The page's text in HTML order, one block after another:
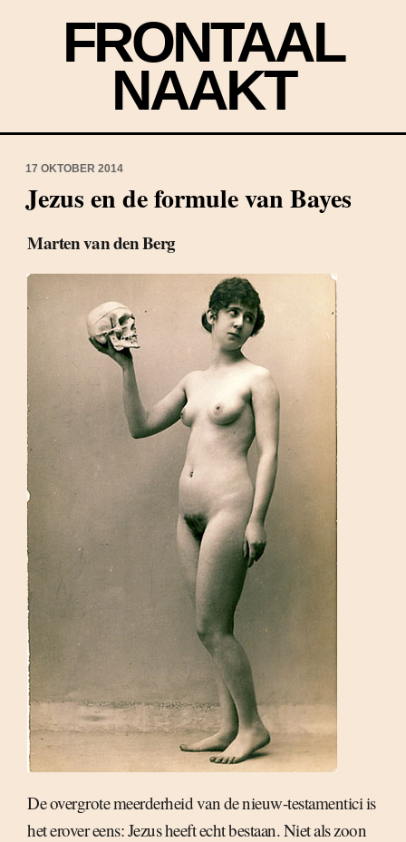
FRONTAAL
NAAKT
17 OKTOBER 2014
Jezus en de formule van Bayes
Marten van den Berg
De overgrote meerderheid van de nieuw-testamentici is
het erover eens: Jezus heeft echt bestaan. Niet als zoon